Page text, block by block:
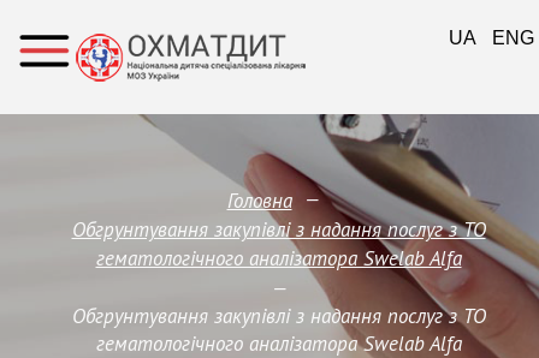
Головна —
Обгрунтування закупівлі з надання послуг з ТО
гематологічного аналізатора Swelab Alfa
—
Обгрунтування закупівлі з надання послуг з ТО
гематологічного аналізатора Swelab Alfa
UA ENG